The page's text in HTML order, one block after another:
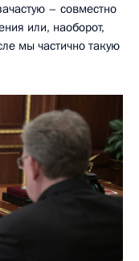
– совместно
или, наоборот,
мы частично такую